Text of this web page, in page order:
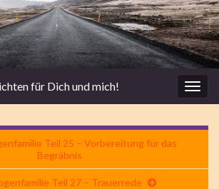
für Dich und mich!
Teil 25 – Vorbereitung für das
Begräbnis
Teil 27 – Trauerrede